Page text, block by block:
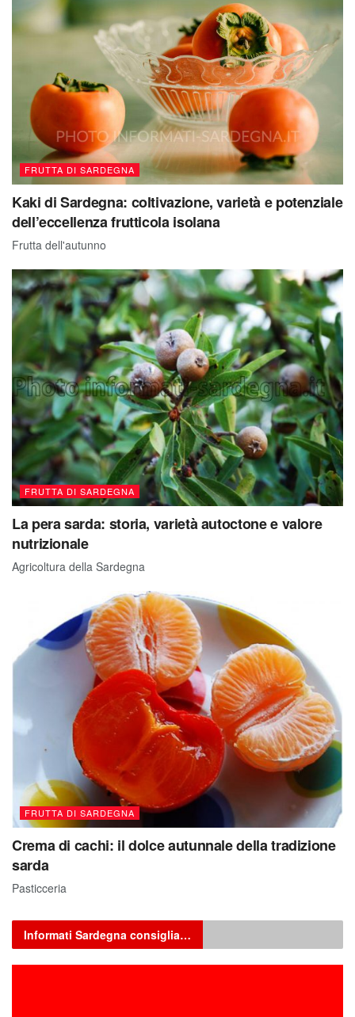
FRUTTA DI SARDEGNA
Kaki di Sardegna: coltivazione, varietà e potenziale
dell’eccellenza frutticola isolana
Frutta dell'autunno
FRUTTA DI SARDEGNA
La pera sarda: storia, varietà autoctone e valore
nutrizionale
Agricoltura della Sardegna
FRUTTA DI SARDEGNA
Crema di cachi: il dolce autunnale della tradizione
sarda
Pasticceria
Informati Sardegna consiglia…